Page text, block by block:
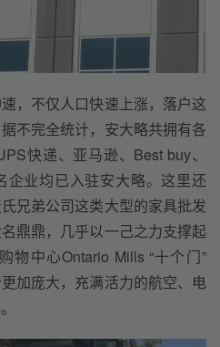
，不仅人口快速上涨，落户这
不完全统计，安大略共拥有各
快递、亚马逊、Best buy、
企业均已入驻安大略。这里还
兄弟公司这类大型的家具批发
鼎鼎，几乎以一己之力支撑起
物中心Ontario Mills “十个门”
加庞大，充满活力的航空、电